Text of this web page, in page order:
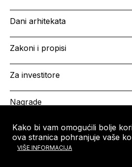
Kako bi vam omogućili bolje
ova stranica pohranjuje vaše
VIŠE INFORMACIJA
Dani arhitekata
Zakoni i propisi
Za investitore
Nagrade
HRVATSKA KOMORA
ARHITEKATA